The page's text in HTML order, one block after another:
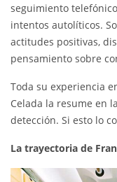
seguimiento
intentos autolíticos.
actitudes positivas,
pensamiento sobre
Toda su experiencia
Celada la resume en
detección. Si esto lo
La trayectoria de